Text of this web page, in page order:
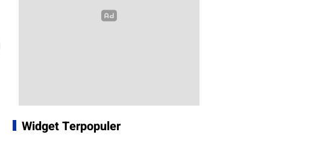
Widget Terpopuler